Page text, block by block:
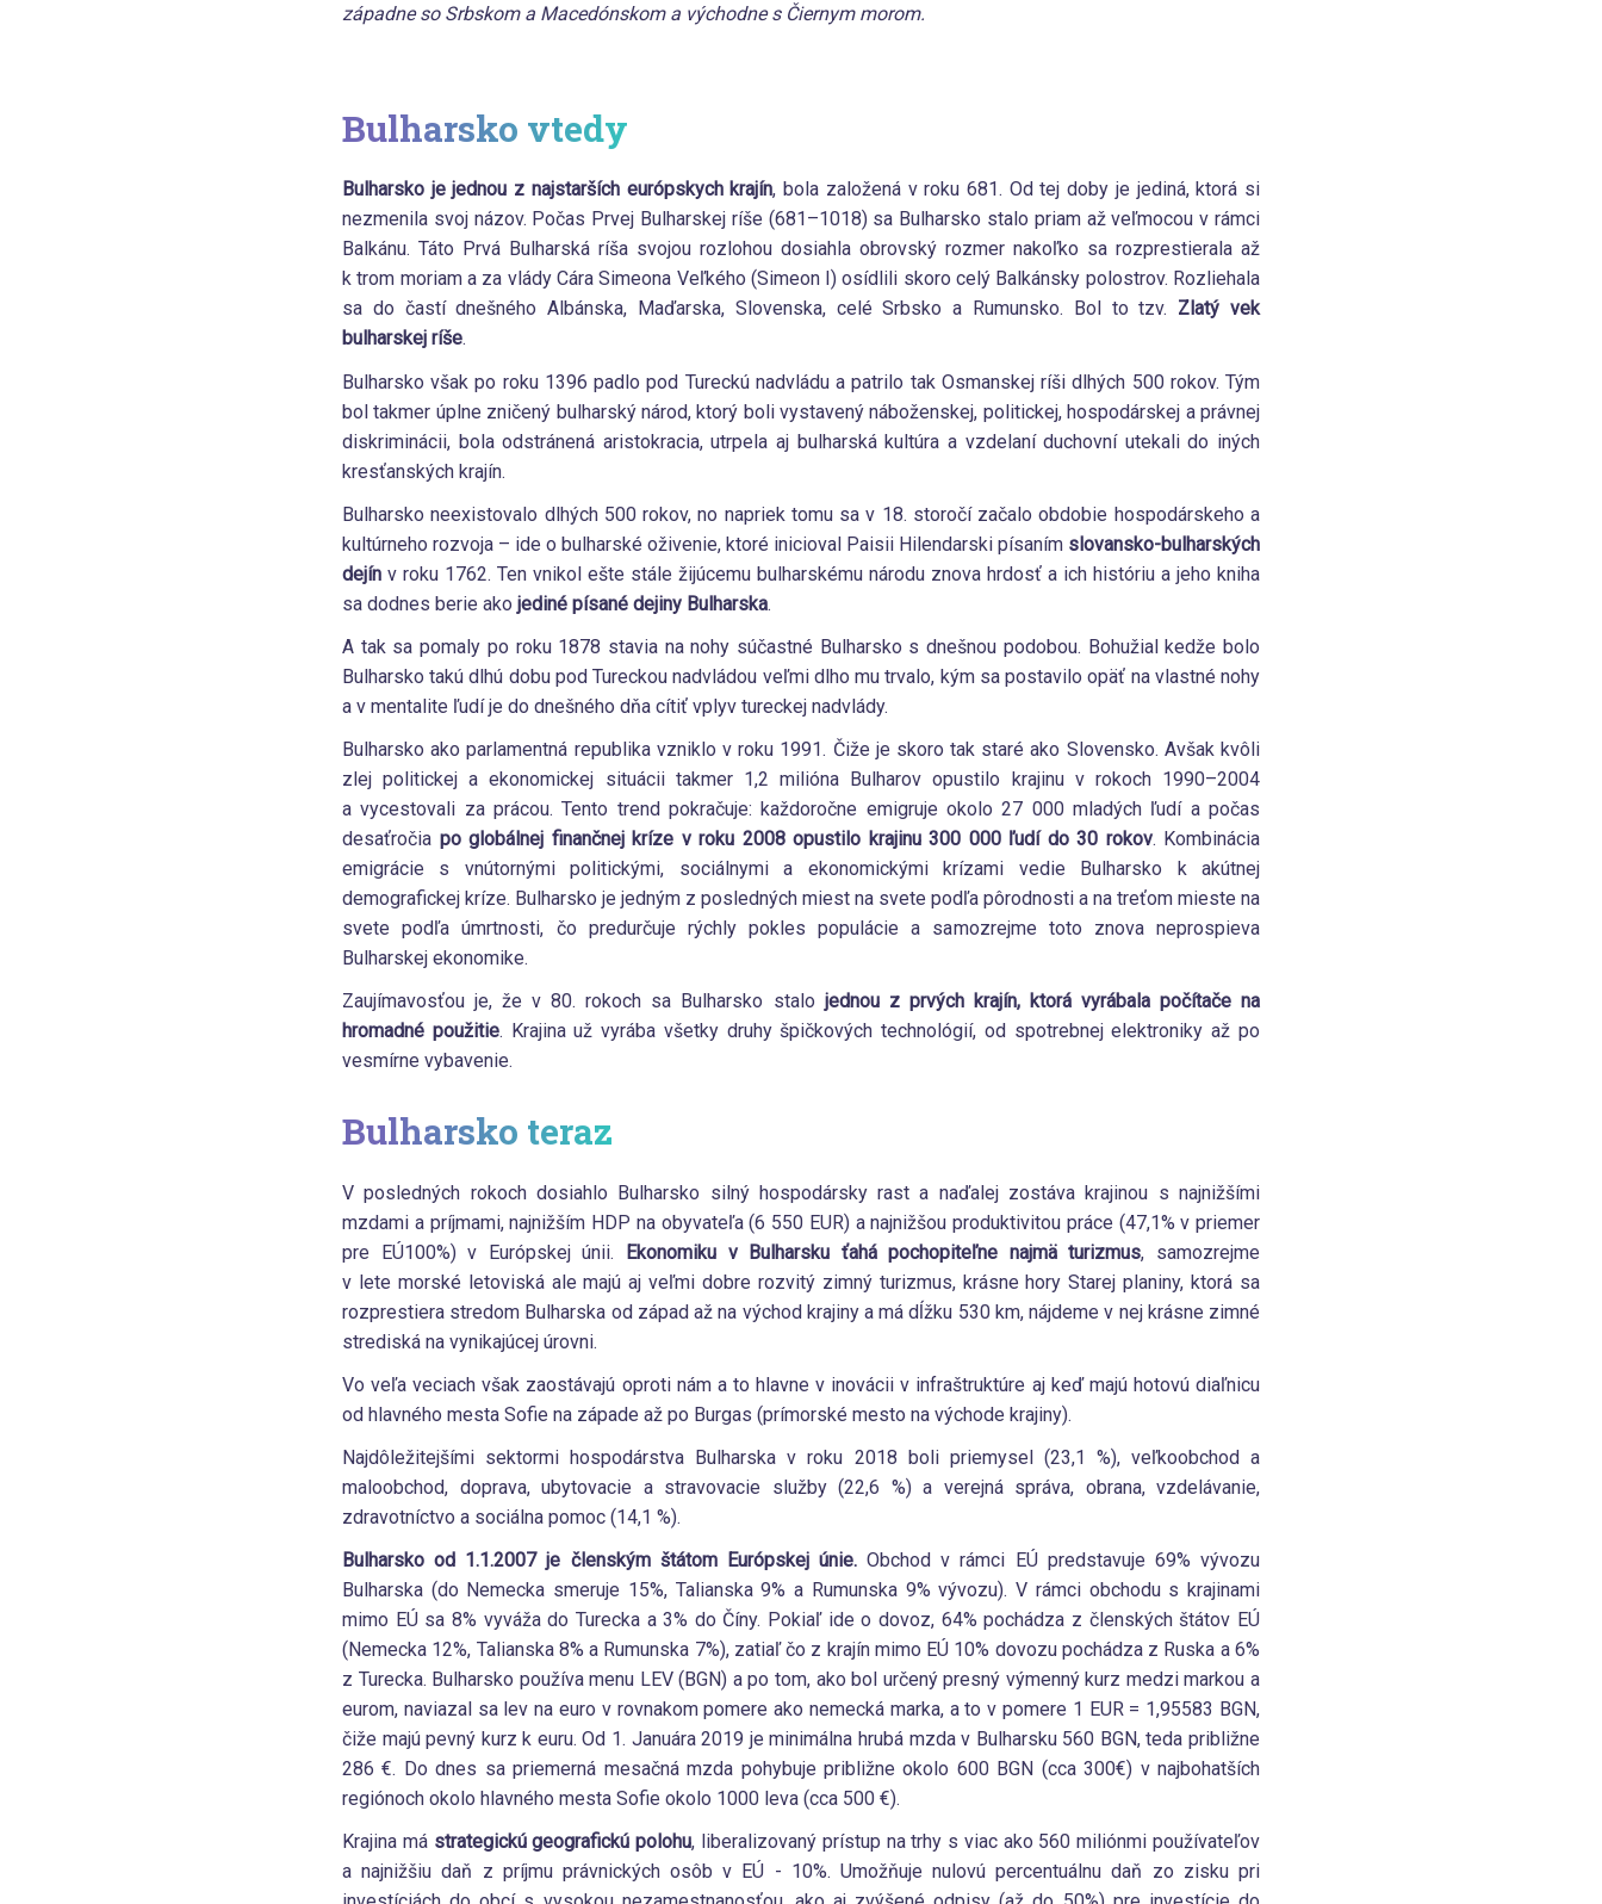
západne so Srbskom a Macedónskom a východne s Čiernym morom.
Bulharsko vtedy
Bulharsko je jednou z najstarších európskych krajín, bola založená v roku 681. Od tej doby je jediná, ktorá si
nezmenila svoj názov. Počas Prvej Bulharskej ríše (681–1018) sa Bulharsko stalo priam až veľmocou v rámci
Balkánu. Táto Prvá Bulharská ríša svojou rozlohou dosiahla obrovský rozmer nakoľko sa rozprestierala až
k trom moriam a za vlády Cára Simeona Veľkého (Simeon I) osídlili skoro celý Balkánsky polostrov. Rozliehala
sa do častí dnešného Albánska, Maďarska, Slovenska, celé Srbsko a Rumunsko. Bol to tzv. Zlatý vek
bulharskej ríše.
Bulharsko však po roku 1396 padlo pod Tureckú nadvládu a patrilo tak Osmanskej ríši dlhých 500 rokov. Tým
bol takmer úplne zničený bulharský národ, ktorý boli vystavený náboženskej, politickej, hospodárskej a právnej
diskriminácii, bola odstránená aristokracia, utrpela aj bulharská kultúra a vzdelaní duchovní utekali do iných
kresťanských krajín.
Bulharsko neexistovalo dlhých 500 rokov, no napriek tomu sa v 18. storočí začalo obdobie hospodárskeho a
kultúrneho rozvoja – ide o bulharské oživenie, ktoré inicioval Paisii Hilendarski písaním slovansko-bulharských
dejín v roku 1762. Ten vnikol ešte stále žijúcemu bulharskému národu znova hrdosť a ich históriu a jeho kniha
sa dodnes berie ako jediné písané dejiny Bulharska.
A tak sa pomaly po roku 1878 stavia na nohy súčastné Bulharsko s dnešnou podobou. Bohužial kedže bolo
Bulharsko takú dlhú dobu pod Tureckou nadvládou veľmi dlho mu trvalo, kým sa postavilo opäť na vlastné nohy
a v mentalite ľudí je do dnešného dňa cítiť vplyv tureckej nadvlády.
Bulharsko ako parlamentná republika vzniklo v roku 1991. Čiže je skoro tak staré ako Slovensko. Avšak kvôli
zlej politickej a ekonomickej situácii takmer 1,2 milióna Bulharov opustilo krajinu v rokoch 1990–2004
a vycestovali za prácou. Tento trend pokračuje: každoročne emigruje okolo 27 000 mladých ľudí a počas
desaťročia po globálnej finančnej kríze v roku 2008 opustilo krajinu 300 000 ľudí do 30 rokov. Kombinácia
emigrácie s vnútornými politickými, sociálnymi a ekonomickými krízami vedie Bulharsko k akútnej
demografickej kríze. Bulharsko je jedným z posledných miest na svete podľa pôrodnosti a na treťom mieste na
svete podľa úmrtnosti, čo predurčuje rýchly pokles populácie a samozrejme toto znova neprospieva
Bulharskej ekonomike.
Zaujímavosťou je, že v 80. rokoch sa Bulharsko stalo jednou z prvých krajín, ktorá vyrábala počítače na
hromadné použitie. Krajina už vyrába všetky druhy špičkových technológií, od spotrebnej elektroniky až po
vesmírne vybavenie.
Bulharsko teraz
V posledných rokoch dosiahlo Bulharsko silný hospodársky rast a naďalej zostáva krajinou s najnižšími
mzdami a príjmami, najnižším HDP na obyvateľa (6 550 EUR) a najnižšou produktivitou práce (47,1% v priemer
pre EÚ100%) v Európskej únii.
Ekonomiku v Bulharsku ťahá pochopiteľne najmä turizmus, samozrejme
v lete morské letoviská ale majú aj veľmi dobre rozvitý zimný turizmus, krásne hory Starej planiny, ktorá sa
rozprestiera stredom Bulharska od západ až na východ krajiny a má dĺžku 530 km, nájdeme v nej krásne zimné
strediská na vynikajúcej úrovni.
Vo veľa veciach však zaostávajú oproti nám a to hlavne v inovácii v infraštruktúre aj keď majú hotovú diaľnicu
od hlavného mesta Sofie na západe až po Burgas (prímorské mesto na východe krajiny).
Najdôležitejšími sektormi hospodárstva Bulharska v roku 2018 boli priemysel (23,1 %), veľkoobchod a
maloobchod, doprava, ubytovacie a stravovacie služby (22,6 %) a verejná správa, obrana, vzdelávanie,
zdravotníctvo a sociálna pomoc (14,1 %).
Bulharsko od 1.1.2007 je členským štátom Európskej únie. Obchod v rámci EÚ predstavuje 69% vývozu
Bulharska (do Nemecka smeruje 15%, Talianska 9% a Rumunska 9% vývozu). V rámci obchodu s krajinami
mimo EÚ sa 8% vyváža do Turecka a 3% do Číny. Pokiaľ ide o dovoz, 64% pochádza z členských štátov EÚ
(Nemecka 12%, Talianska 8% a Rumunska 7%), zatiaľ čo z krajín mimo EÚ 10% dovozu pochádza z Ruska a 6%
z Turecka. Bulharsko používa menu LEV (BGN) a po tom, ako bol určený presný výmenný kurz medzi markou a
eurom, naviazal sa lev na euro v rovnakom pomere ako nemecká marka, a to v pomere 1 EUR = 1,95583 BGN,
čiže majú pevný kurz k euru. Od 1. Januára 2019 je minimálna hrubá mzda v Bulharsku 560 BGN, teda približne
286 €. Do dnes sa priemerná mesačná mzda pohybuje približne okolo 600 BGN (cca 300€) v najbohatších
regiónoch okolo hlavného mesta Sofie okolo 1000 leva (cca 500 €).
Krajina má strategickú geografickú polohu, liberalizovaný prístup na trhy s viac ako 560 miliónmi používateľov
a najnižšiu daň z príjmu právnických osôb v EÚ - 10%. Umožňuje nulovú percentuálnu daň zo zisku pri